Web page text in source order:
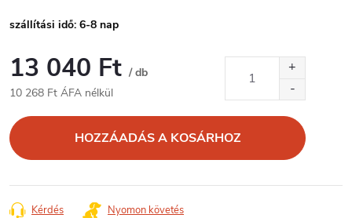
szállítási idő: 6-8 nap
13 040 Ft / db
10 268 Ft ÁFA nélkül
HOZZÁADÁS A KOSÁRHOZ
Kérdés Nyomon követés